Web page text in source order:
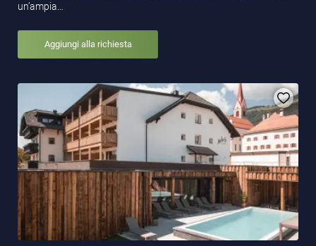
un’ampia…
Aggiungi alla richiesta